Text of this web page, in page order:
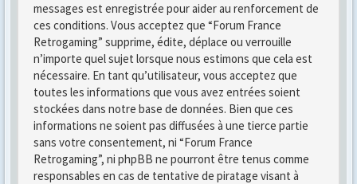
messages est enregistrée pour aider au renforcement de
ces conditions. Vous acceptez que “Forum France
Retrogaming” supprime, édite, déplace ou verrouille
n’importe quel sujet lorsque nous estimons que cela est
nécessaire. En tant qu’utilisateur, vous acceptez que
toutes les informations que vous avez entrées soient
stockées dans notre base de données. Bien que ces
informations ne soient pas diffusées à une tierce partie
sans votre consentement, ni “Forum France
Retrogaming”, ni phpBB ne pourront être tenus comme
responsables en cas de tentative de piratage visant à